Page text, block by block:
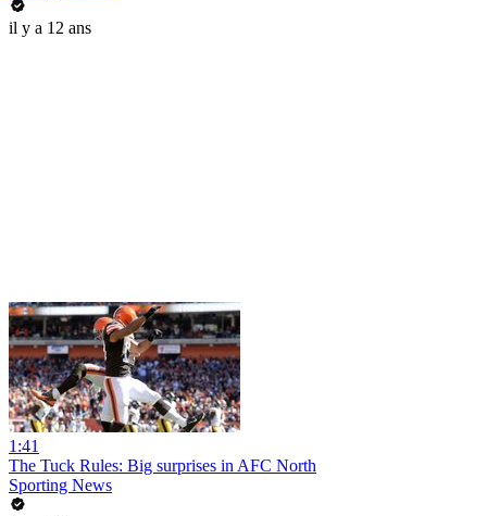
il y a 12 ans
1:41
The Tuck Rules: Big surprises in AFC North
Sporting News